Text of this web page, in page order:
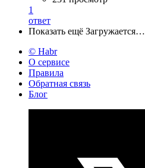
1
ответ
Показать ещё Загружается…
© Habr
О сервисе
Правила
Обратная связь
Блог